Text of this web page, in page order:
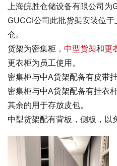
上海皖胜仓储设备有限公司为
GUCCI公司此批货架安装位
仓。
货架为密集柜， 中型货架和更
更衣柜为员工使用。
密集柜与中A货架配备有皮带
密集柜与中A货架配备有挂衣
其余的用于存放皮包。
中型货架配有背板，侧板，以